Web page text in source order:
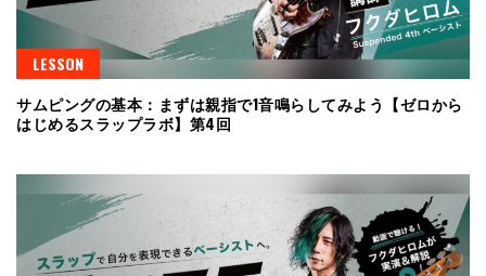
LESSON
サムピングの基本：まずは親指で1音鳴らしてみよう【ゼロから
はじめるスラップラボ】第4回